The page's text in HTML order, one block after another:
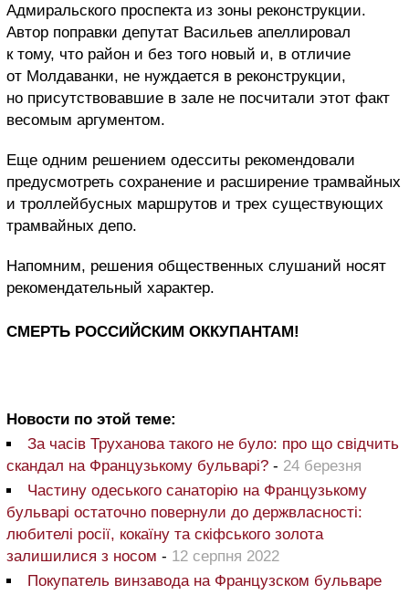
Адмиральского проспекта из зоны реконструкции.
Автор поправки депутат Васильев апеллировал
к тому, что район и без того новый и, в отличие
от Молдаванки, не нуждается в реконструкции,
но присутствовавшие в зале не посчитали этот факт
весомым аргументом.
Еще одним решением одесситы рекомендовали
предусмотреть сохранение и расширение трамвайных
и троллейбусных маршрутов и трех существующих
трамвайных депо.
Напомним, решения общественных слушаний носят
рекомендательный характер.
СМЕРТЬ РОССИЙСКИМ ОККУПАНТАМ!
Новости по этой теме:
За часів Труханова такого не було: про що свідчить
скандал на Французькому бульварі? - 24 березня
Частину одеського санаторію на Французькому
бульварі остаточно повернули до держвласності:
любителі росії, кокаїну та скіфського золота
залишилися з носом - 12 серпня 2022
Покупатель винзавода на Французском бульваре